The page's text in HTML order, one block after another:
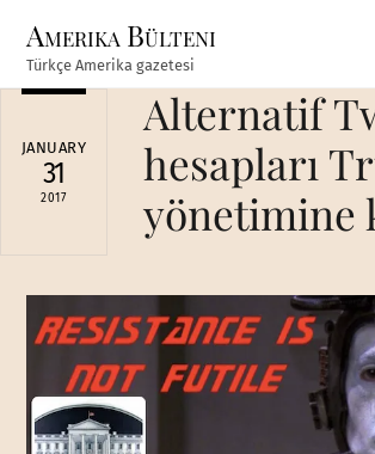
content
Amerika Bülteni
Türkçe Amerika gazetesi
JANUARY
31
2017
Alternatif
hesapları
yönetimine